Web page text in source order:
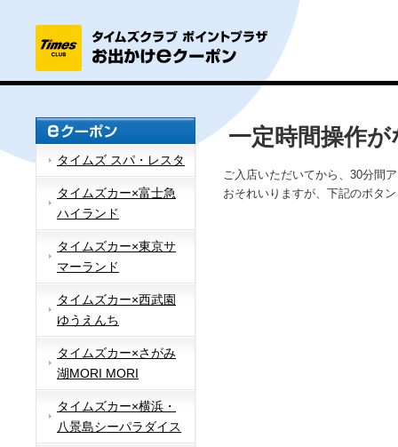
タイムズ スパ・レスタ
タイムズカー×富士急
ハイランド
タイムズカー×東京サ
マーランド
タイムズカー×西武園
ゆうえんち
タイムズカー×さがみ
湖MORI MORI
タイムズカー×横浜・
八景島シーパラダイス
一定時間操作
ご入店いただいてから、30分間
おそれいりますが、下記のボタ